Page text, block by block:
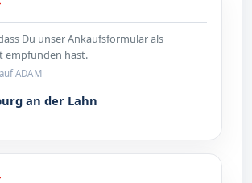
Du unser Ankaufsformular als
empfunden hast.
ADAM
an der Lahn